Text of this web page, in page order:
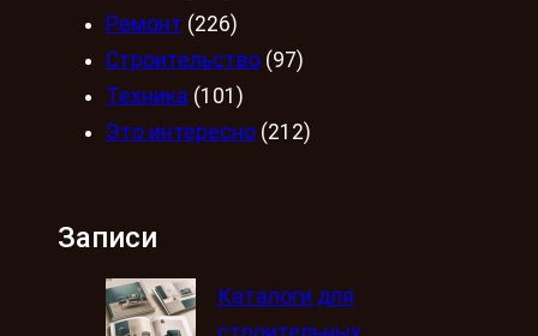
Ремонт (226)
Строительство (97)
Техника (101)
Это интересно (212)
Записи
Каталоги для